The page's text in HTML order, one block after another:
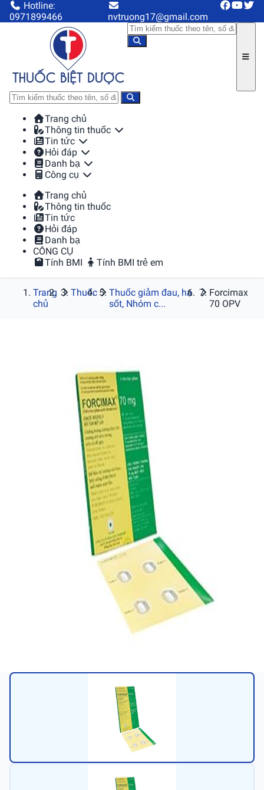
Hotline:
0971899466
nvtruong17@gmail.com
Trang chủ
Thông tin thuốc
Tin tức
Hỏi đáp
Danh bạ
Công cụ
Trang chủ
Thông tin thuốc
Tin tức
Hỏi đáp
Danh bạ
CÔNG CỤ
Tính BMI
Tính BMI trẻ em
Trang
chủ
Thuốc
Thuốc giảm đau, hạ
sốt, Nhóm c...
Forcimax
70 OPV